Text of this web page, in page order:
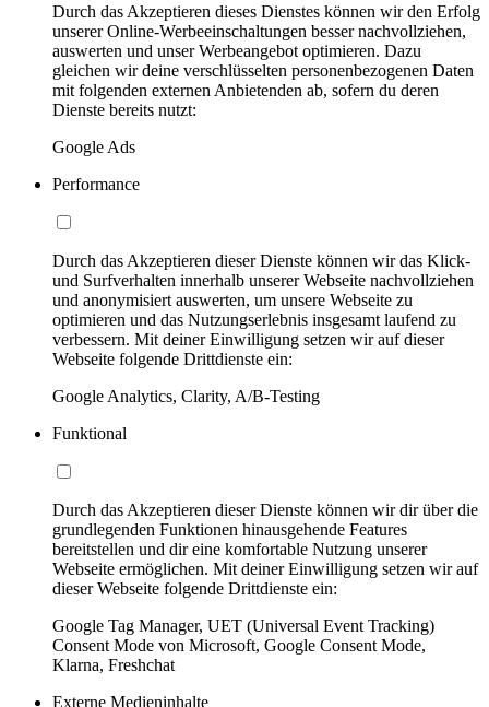
Durch das Akzeptieren dieses Dienstes können wir den Erfolg
unserer Online-Werbeeinschaltungen besser nachvollziehen,
auswerten und unser Werbeangebot optimieren. Dazu
gleichen wir deine verschlüsselten personenbezogenen Daten
mit folgenden externen Anbietenden ab, sofern du deren
Dienste bereits nutzt:
Google Ads
Performance
Durch das Akzeptieren dieser Dienste können wir das Klick-
und Surfverhalten innerhalb unserer Webseite nachvollziehen
und anonymisiert auswerten, um unsere Webseite zu
optimieren und das Nutzungserlebnis insgesamt laufend zu
verbessern. Mit deiner Einwilligung setzen wir auf dieser
Webseite folgende Drittdienste ein:
Google Analytics, Clarity, A/B-Testing
Funktional
Durch das Akzeptieren dieser Dienste können wir dir über die
grundlegenden Funktionen hinausgehende Features
bereitstellen und dir eine komfortable Nutzung unserer
Webseite ermöglichen. Mit deiner Einwilligung setzen wir auf
dieser Webseite folgende Drittdienste ein:
Google Tag Manager, UET (Universal Event Tracking)
Consent Mode von Microsoft, Google Consent Mode,
Klarna, Freshchat
Externe Medieninhalte